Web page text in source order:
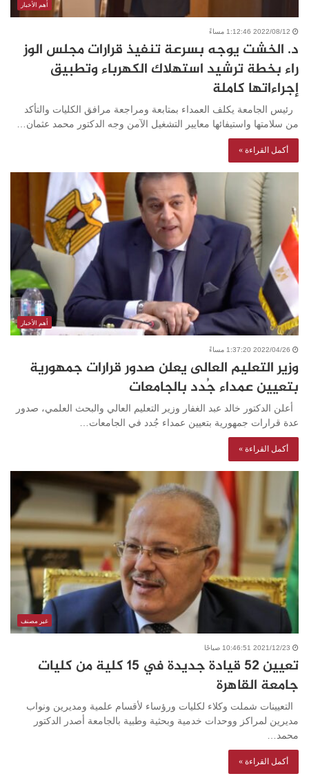
أهم الأخبار
2022/08/12 1:12:46 مساءً
د. الخشت يوجه بسرعة تنفيذ قرارات مجلس الوز
راء بخطة ترشيد استهلاك الكهرباء وتطبيق
إجراءاتها كاملة
رئيس الجامعة يكلف العمداء بمتابعة ومراجعة مرافق الكليات والتأكد
من سلامتها واستيفائها معايير التشغيل الآمن وجه الدكتور محمد عثمان…
أكمل القراءة »
أهم الأخبار
2022/04/26 1:37:20 مساءً
وزير التعليم العالى يعلن صدور قرارات جمهورية
بتعيين عمداء جُدد بالجامعات
أعلن الدكتور خالد عبد الغفار وزير التعليم العالي والبحث العلمي، صدور
عدة قرارات جمهورية بتعيين عمداء جُدد في الجامعات…
أكمل القراءة »
غير مصنف
2021/12/23 10:46:51 صباحًا
تعيين 52 قيادة جديدة في 15 كلية من كليات
جامعة القاهرة
التعيينات شملت وكلاء لكليات ورؤساء لأقسام علمية ومديرين ونواب
مديرين لمراكز ووحدات خدمية وبحثية وطبية بالجامعة أصدر الدكتور
محمد…
أكمل القراءة »